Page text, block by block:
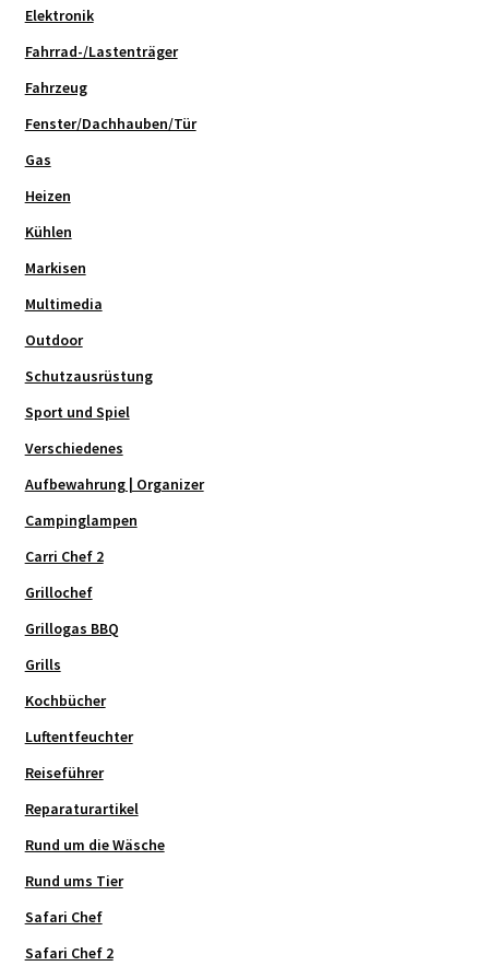
Elektronik
Fahrrad-/Lastenträger
Fahrzeug
Fenster/Dachhauben/Tür
Gas
Heizen
Kühlen
Markisen
Multimedia
Outdoor
Schutzausrüstung
Sport und Spiel
Verschiedenes
Aufbewahrung | Organizer
Campinglampen
Carri Chef 2
Grillochef
Grillogas BBQ
Grills
Kochbücher
Luftentfeuchter
Reiseführer
Reparaturartikel
Rund um die Wäsche
Rund ums Tier
Safari Chef
Safari Chef 2